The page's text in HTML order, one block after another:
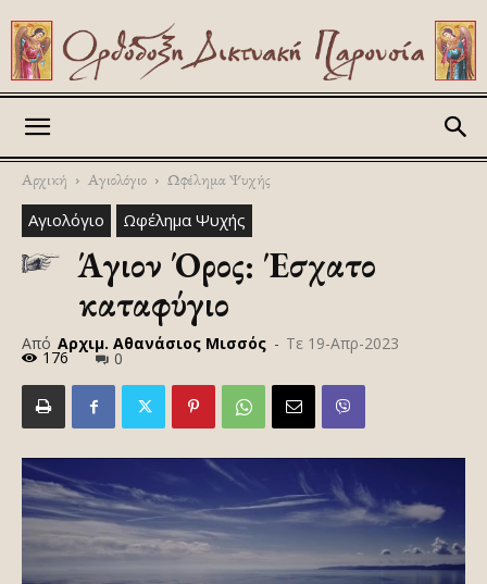
Αρχική Αγιολόγιο Ωφέλημα Ψυχής
Αγιολόγιο Ωφέλημα Ψυχής
Άγιον Όρος: Έσχατο
καταφύγιο
Από Αρχιμ. Αθανάσιος Μισσός - Τε 19-Απρ-2023
176 0